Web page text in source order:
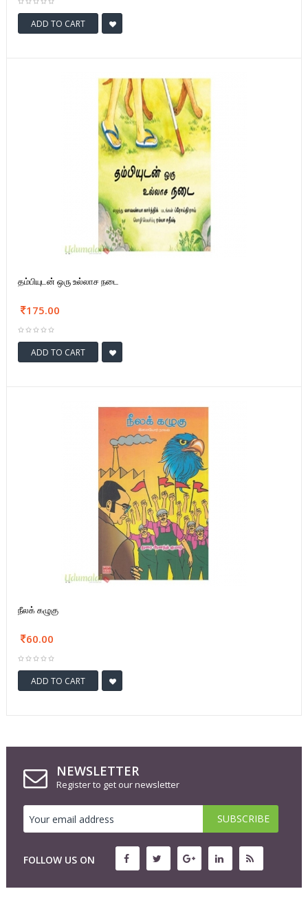
ADD TO CART
தம்பியுடன் ஒரு உல்லாச நடை
175.00
ADD TO CART
நீலக் கழுகு
60.00
ADD TO CART
NEWSLETTER
Register to get our newsletter
FOLLOW US ON